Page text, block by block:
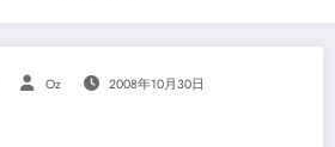
Oz 2008年10月30日